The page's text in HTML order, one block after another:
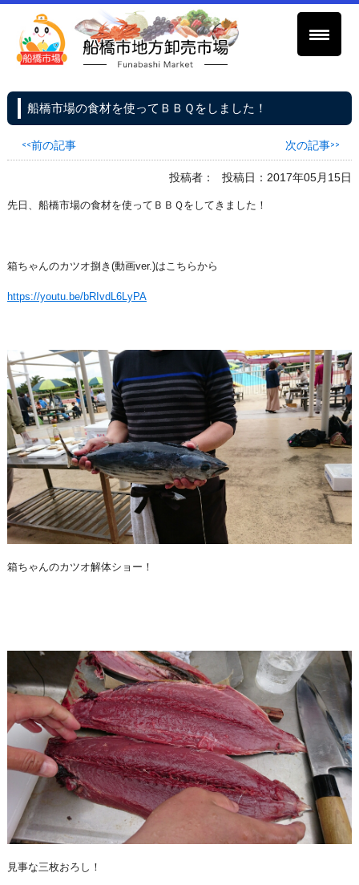
船橋市場の食材を使ってＢＢＱをしました！
<<前の記事 次の記事>>
投稿者： 投稿日：2017年05月15日
先日、船橋市場の食材を使ってＢＢＱをしてきました！
箱ちゃんのカツオ捌き(動画ver.)はこちらから
https://youtu.be/bRIvdL6LyPA
箱ちゃんのカツオ解体ショー！
見事な三枚おろし！